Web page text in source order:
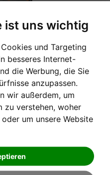
ist uns wichtig
und Targeting
besseres Internet-
die Werbung, die Sie
anzupassen.
wir außerdem, um
zu verstehen, woher
um unsere Website
& HARMONIEN